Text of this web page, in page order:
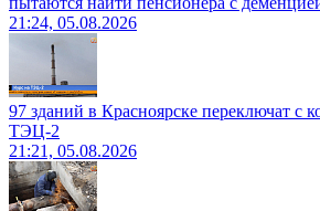
21:24, 05.08.2026
97 зданий в Красноярске переключат с
ТЭЦ-2
21:21, 05.08.2026